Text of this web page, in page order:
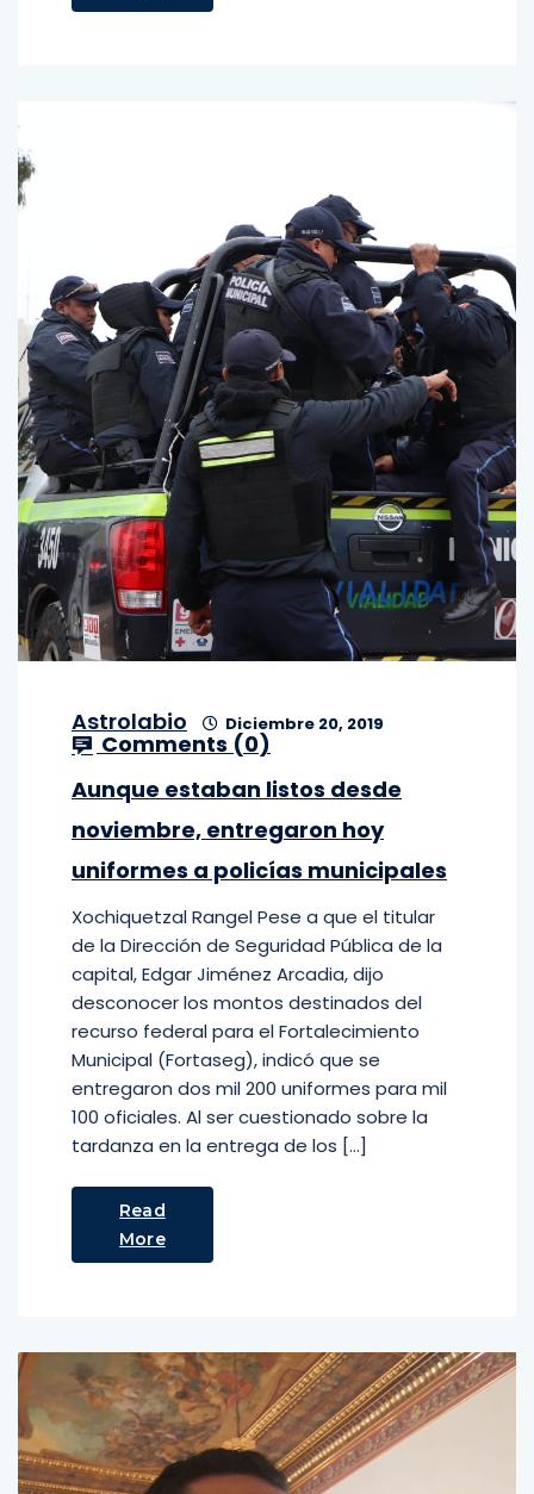
Astrolabio Diciembre 20, 2019
Comments (0)
Aunque estaban listos desde
noviembre, entregaron hoy
uniformes a policías municipales
Xochiquetzal Rangel Pese a que el titular
de la Dirección de Seguridad Pública de la
capital, Edgar Jiménez Arcadia, dijo
desconocer los montos destinados del
recurso federal para el Fortalecimiento
Municipal (Fortaseg), indicó que se
entregaron dos mil 200 uniformes para mil
100 oficiales. Al ser cuestionado sobre la
tardanza en la entrega de los […]
Read
More